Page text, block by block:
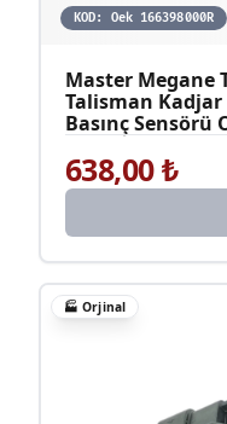
KOD: Oek 166398000R
Master Megane
Talisman Kadjar
Basınç Sensörü
638,00₺
🏭Orjinal